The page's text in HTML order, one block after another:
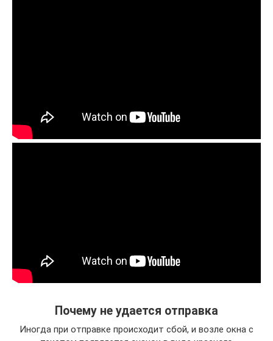
Почему не удается отправка
Иногда при отправке происходит сбой, и возле окна с